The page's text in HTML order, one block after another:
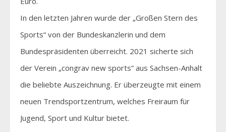
In den letzten Jahren wurde der „Großen Stern des
Sports“ von der Bundeskanzlerin und dem
Bundespräsidenten überreicht. 2021 sicherte sich
der Verein „congrav new sports” aus Sachsen-Anhalt
die beliebte Auszeichnung. Er überzeugte mit einem
neuen Trendsportzentrum, welches Freiraum für
Jugend, Sport und Kultur bietet.